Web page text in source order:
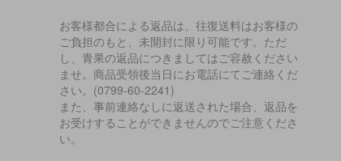
お客様都合による返品は、往復送料はお客様の
ご負担のもと、未開封に限り可能です。ただ
し、青果の返品につきましてはご容赦ください
ませ。商品受領後当日にお電話にてご連絡くだ
さい。(0799-60-2241)
また、事前連絡なしに返送された場合、返品を
お受けすることができませんのでご注意くださ
い。